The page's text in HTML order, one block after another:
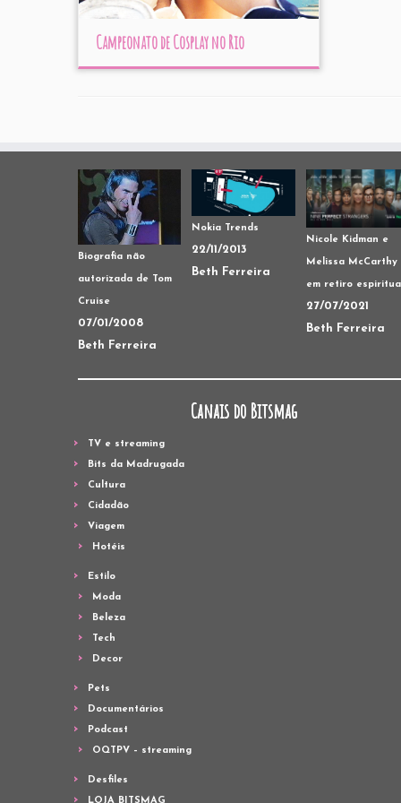
Campeonato de Cosplay no Rio
Biografia não
autorizada de Tom
Cruise
07/01/2008
Beth Ferreira
Nokia Trends
22/11/2013
Beth Ferreira
Nicole Kidman e
Melissa McCarthy
em retiro
27/07/2021
Beth Ferreira
Canais do Bitsmag
TV e streaming
Bits da Madrugada
Cultura
Cidadão
Viagem
Hotéis
Estilo
Moda
Beleza
Tech
Decor
Pets
Documentários
Podcast
OQTPV – streaming
Desfiles